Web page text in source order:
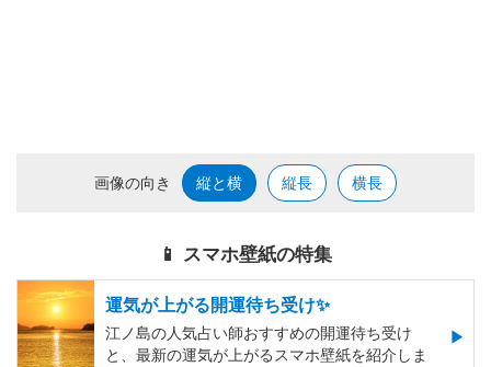
画像の向き 縦と横 縦長 横長
📱 スマホ壁紙の特集
運気が上がる開運待ち受け✨
江ノ島の人気占い師おすすめの開運待ち受け
と、最新の運気が上がるスマホ壁紙を紹介しま